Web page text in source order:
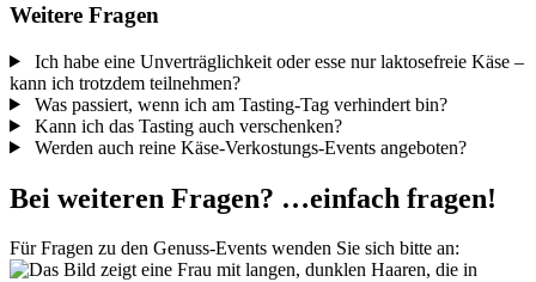
Weitere Fragen
Ich habe eine Unverträglichkeit oder esse nur laktosefreie Käse –
kann ich trotzdem teilnehmen?
Was passiert, wenn ich am Tasting-Tag verhindert bin?
Kann ich das Tasting auch verschenken?
Werden auch reine Käse-Verkostungs-Events angeboten?
Bei weiteren Fragen? …einfach fragen!
Für Fragen zu den Genuss-Events wenden Sie sich bitte an: